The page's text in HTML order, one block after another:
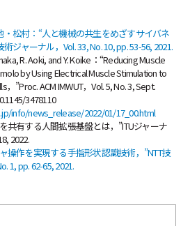
松村：“人と機械の共生をめざすサイバネ
ジャーナル，Vol. 33, No. 10, pp. 53-56, 2021.
R. Aoki, and Y. Koike：“Reducing Muscle
by Using Electrical Muscle Stimulation to
”Proc. ACM IMWUT，Vol. 5, No. 3, Sept.
3478110
info/news_release/2022/01/17_00.html
共有する人間拡張基盤とは，”ITUジャーナ
2022.
操作を実現する手指形状認識技術，”NTT技
1, pp. 62-65, 2021.